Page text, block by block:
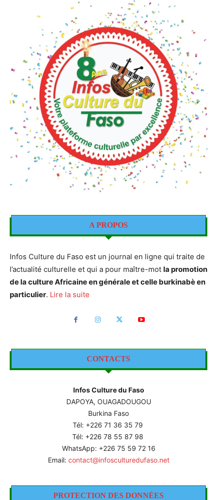
A PROPOS
Infos Culture du Faso est un journal en ligne qui traite de
l’actualité culturelle et qui a pour maître-mot la promotion
de la culture Africaine en générale et celle burkinabè en
particulier. Lire la suite
CONTACTS
Infos Culture du Faso
DAPOYA, OUAGADOUGOU
Burkina Faso
Tél: +226 71 36 35 79
Tél: +226 78 55 87 98
WhatsApp: +226 75 59 72 16
Email: contact@infosculturedufaso.net
PROTECTION DES DONNÉES